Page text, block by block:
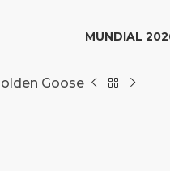
MUNDIAL
Goose